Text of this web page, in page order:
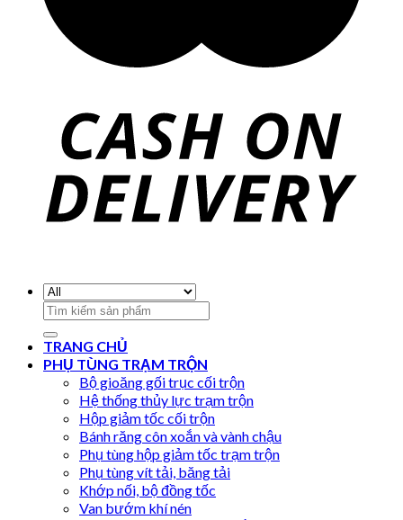
Search
for:
TRANG CHỦ
PHỤ TÙNG TRẠM TRỘN
Bộ gioăng gối trục cối trộn
Hệ thống thủy lực trạm trộn
Hộp giảm tốc cối trộn
Bánh răng côn xoắn và vành chậu
Phụ tùng hộp giảm tốc trạm trộn
Phụ tùng vít tải, băng tải
Khớp nối, bộ đồng tốc
Van bướm khí nén